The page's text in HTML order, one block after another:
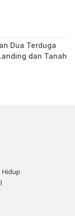
Dua Terduga
dan Tanah
Hidup